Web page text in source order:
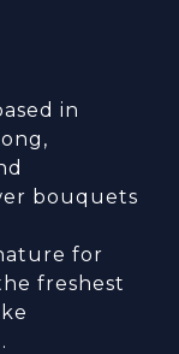
in
bouquets
for
freshest